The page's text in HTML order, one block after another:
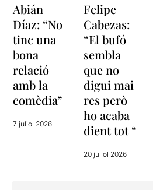
Abián
Díaz: “No
tinc una
bona
relació
amb la
comèdia”
7 juliol 2026
Felipe
Cabezas:
“El bufó
sembla
que no
digui mai
res però
ho acaba
dient tot “
20 juliol 2026